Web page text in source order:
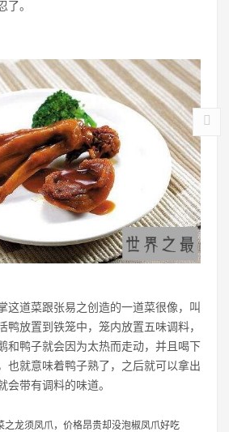
了。
这道菜跟张易之创造的一道菜很像，叫
鸭放置到铁笼中，笼内放置五味调料，
和鸭子就会因为太热而走动，并且喝下
也就意味着鸭子熟了，之后就可以拿出
会带有调料的味道。
之龙须凤爪，价格昂贵却没泡椒凤爪好吃